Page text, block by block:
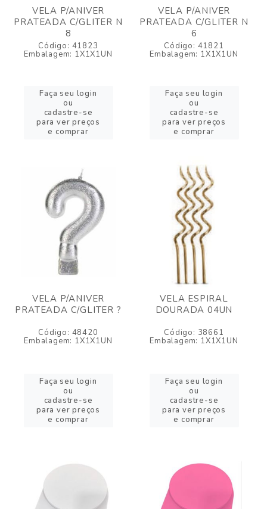
VELA P/ANIVER
PRATEADA C/GLITER N
8
Código: 41823
Embalagem: 1X1X1UN
Faça seu login
ou
cadastre-se
para ver preços
e comprar
VELA P/ANIVER
PRATEADA C/GLITER N
6
Código: 41821
Embalagem: 1X1X1UN
Faça seu login
ou
cadastre-se
para ver preços
e comprar
VELA P/ANIVER
PRATEADA C/GLITER ?
Código: 48420
Embalagem: 1X1X1UN
Faça seu login
ou
cadastre-se
para ver preços
e comprar
VELA ESPIRAL
DOURADA 04UN
Código: 38661
Embalagem: 1X1X1UN
Faça seu login
ou
cadastre-se
para ver preços
e comprar